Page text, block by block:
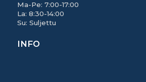
Ma-Pe: 7:00-17:00
La: 8:30-14:00
Su: Suljettu
INFO